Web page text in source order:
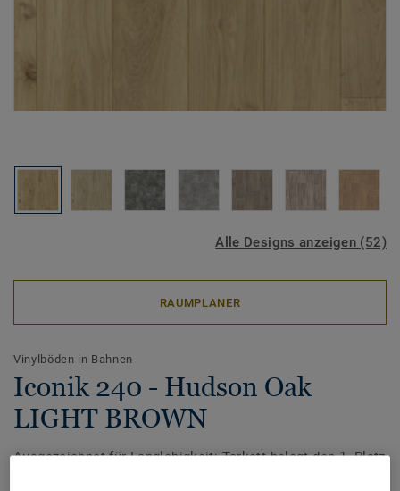
Alle Designs anzeigen (52)
RAUMPLANER
Vinylböden in Bahnen
Iconik 240 - Hudson Oak
LIGHT BROWN
Ausgezeichnet für Langlebigkeit: Tarkett belegt den 1. Platz